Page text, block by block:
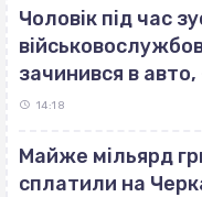
Чоловік під час
зачинився в
14:18
Майже мільярд
сплатили на